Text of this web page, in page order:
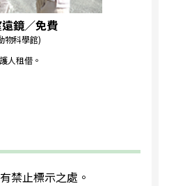
鏡／免費
物科學館)
人租借。
禁止標示之處。